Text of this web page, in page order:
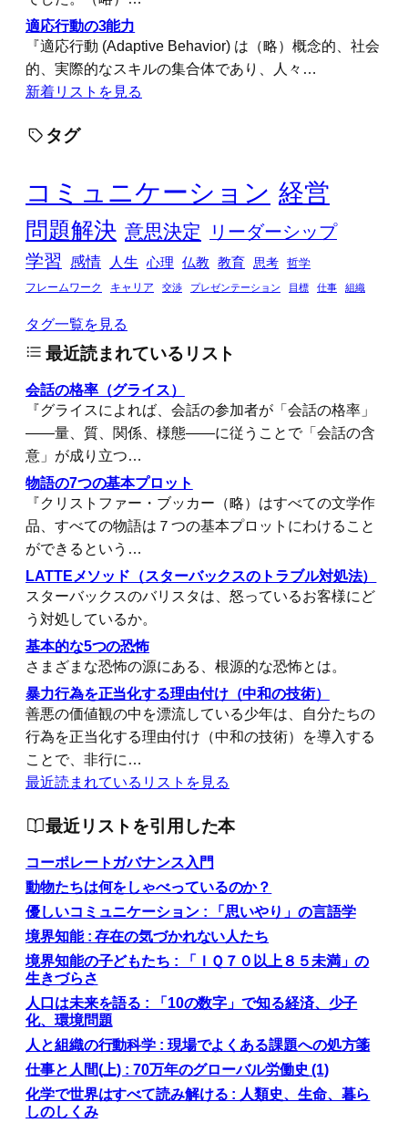
適応行動の3能力
『適応行動 (Adaptive Behavior) は（略）概念的、社会
的、実際的なスキルの集合体であり、人々…
新着リストを見る
タグ
コミュニケーション 経営
問題解決 意思決定
リーダーシップ
学習
感情 人生 心理 仏教 教育 思考
哲学
フレームワーク
キャリア 交渉 プレゼンテーション 目標 仕事 組織
タグ一覧を見る
最近読まれているリスト
会話の格率（グライス）
『グライスによれば、会話の参加者が「会話の格率」
――量、質、関係、様態――に従うことで「会話の含
意」が成り立つ…
物語の7つの基本プロット
『クリストファー・ブッカー（略）はすべての文学作
品、すべての物語は７つの基本プロットにわけること
ができるという…
LATTEメソッド（スターバックスのトラブル対処法）
スターバックスのバリスタは、怒っているお客様にど
う対処しているか。
基本的な5つの恐怖
さまざまな恐怖の源にある、根源的な恐怖とは。
暴力行為を正当化する理由付け（中和の技術）
善悪の価値観の中を漂流している少年は、自分たちの
行為を正当化する理由付け（中和の技術）を導入する
ことで、非行に…
最近読まれているリストを見る
最近リストを引用した本
コーポレートガバナンス入門
動物たちは何をしゃべっているのか？
優しいコミュニケーション : 「思いやり」の言語学
境界知能 : 存在の気づかれない人たち
境界知能の子どもたち : 「ＩＱ７０以上８５未満」の
生きづらさ
人口は未来を語る : 「10の数字」で知る経済、少子
化、環境問題
人と組織の行動科学 : 現場でよくある課題への処方箋
仕事と人間(上) : 70万年のグローバル労働史 (1)
化学で世界はすべて読み解ける : 人類史、生命、暮ら
しのしくみ